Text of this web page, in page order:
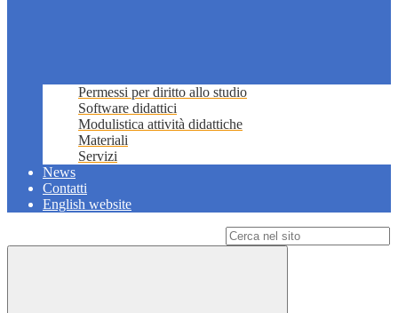
Permessi per diritto allo studio
Software didattici
Modulistica attività didattiche
Materiali
Servizi
News
Contatti
English website